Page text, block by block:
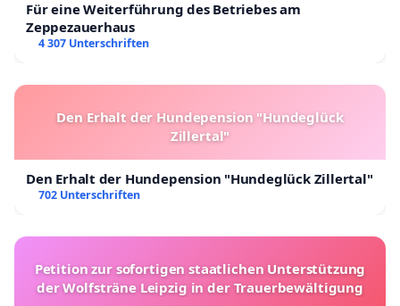
Für eine Weiterführung des Betriebes am
Zeppezauerhaus
4 307 Unterschriften
Den Erhalt der Hundepension "Hundeglück
Zillertal"
Den Erhalt der Hundepension "Hundeglück Zillertal"
702 Unterschriften
Petition zur sofortigen staatlichen Unterstützung
der Wolfsträne Leipzig in der Trauerbewältigung